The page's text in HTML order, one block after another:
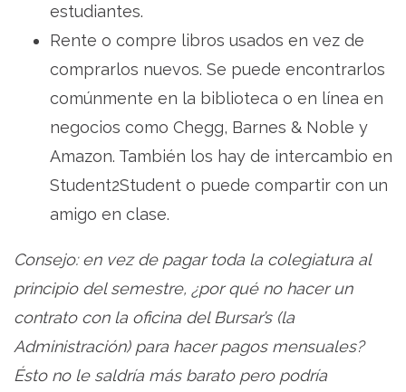
estudiantes.
Rente o compre libros usados en vez de
comprarlos nuevos. Se puede encontrarlos
comúnmente en la biblioteca o en línea en
negocios como Chegg, Barnes & Noble y
Amazon. También los hay de intercambio en
Student2Student o puede compartir con un
amigo en clase.
Consejo: en vez de pagar toda la colegiatura al
principio del semestre, ¿por qué no hacer un
contrato con la oficina del Bursar’s (la
Administración) para hacer pagos mensuales?
Ésto no le saldría más barato pero podría